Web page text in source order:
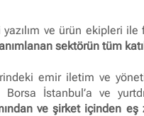
ve ürün ekipleri
sektörün tüm
emir iletim ve
İstanbul’a ve
ve şirket içinden eş